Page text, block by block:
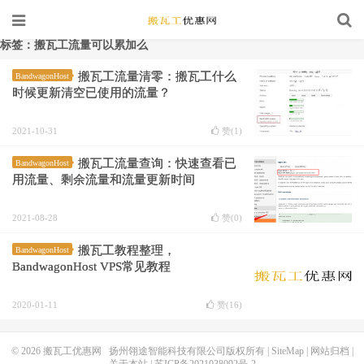
标签：搬瓦工流量可以累加么
BandwagonHost
搬瓦工流量清零：搬瓦工什么
时候更新清空已使用的流量？
2021-10-31 赞(1 )
BandwagonHost
搬瓦工流量查询：快速查看已
用流量、剩余流量和流量更新时间
2021-08-28 赞(0)
BandwagonHost
搬瓦工教程整理，
BandwagonHost VPS常见教程
2020-01-11 赞(16)
© 2026 搬瓦工优惠网 扬州翎途智能科技有限公司版权所有 | SiteMap| 网站归档